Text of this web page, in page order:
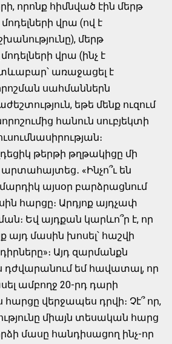
որոնք հիմնված էին մերթ
վրա (ով է
մերթ
վրա (ինչ է
առաջացել է
սահմաններն
եթե մենք ուզում
հանուն սուբյեկտի
թերթի թղթակիցը մի
«Ինչո՞ւ են
այսօր բարձրացնում
հարցը։ Արդյոք այդչափ
Եվ այդքան կարևո՞ր է, որ
այդ մասին խոսել՝ հաշվի
Այդ զարմանքն
դժվարանում եմ հավատալ, որ
ամբողջ 20-րդ դարի
հարցը վերջապես դրվի։ Չէ՞ որ,
միայն տեսական հարց
մասը հանդիսացող ինչ-որ